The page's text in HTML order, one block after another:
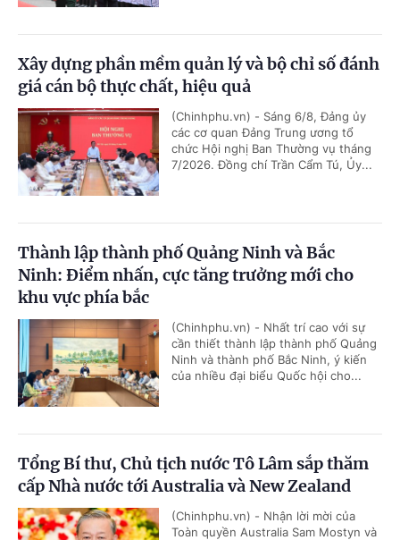
Xây dựng phần mềm quản lý và bộ chỉ số đánh
giá cán bộ thực chất, hiệu quả
(Chinhphu.vn) - Sáng 6/8, Đảng ủy
các cơ quan Đảng Trung ương tổ
chức Hội nghị Ban Thường vụ tháng
7/2026. Đồng chí Trần Cẩm Tú, Ủy...
Thành lập thành phố Quảng Ninh và Bắc
Ninh: Điểm nhấn, cực tăng trưởng mới cho
khu vực phía bắc
(Chinhphu.vn) - Nhất trí cao với sự
cần thiết thành lập thành phố Quảng
Ninh và thành phố Bắc Ninh, ý kiến
của nhiều đại biểu Quốc hội cho...
Tổng Bí thư, Chủ tịch nước Tô Lâm sắp thăm
cấp Nhà nước tới Australia và New Zealand
(Chinhphu.vn) - Nhận lời mời của
Toàn quyền Australia Sam Mostyn và